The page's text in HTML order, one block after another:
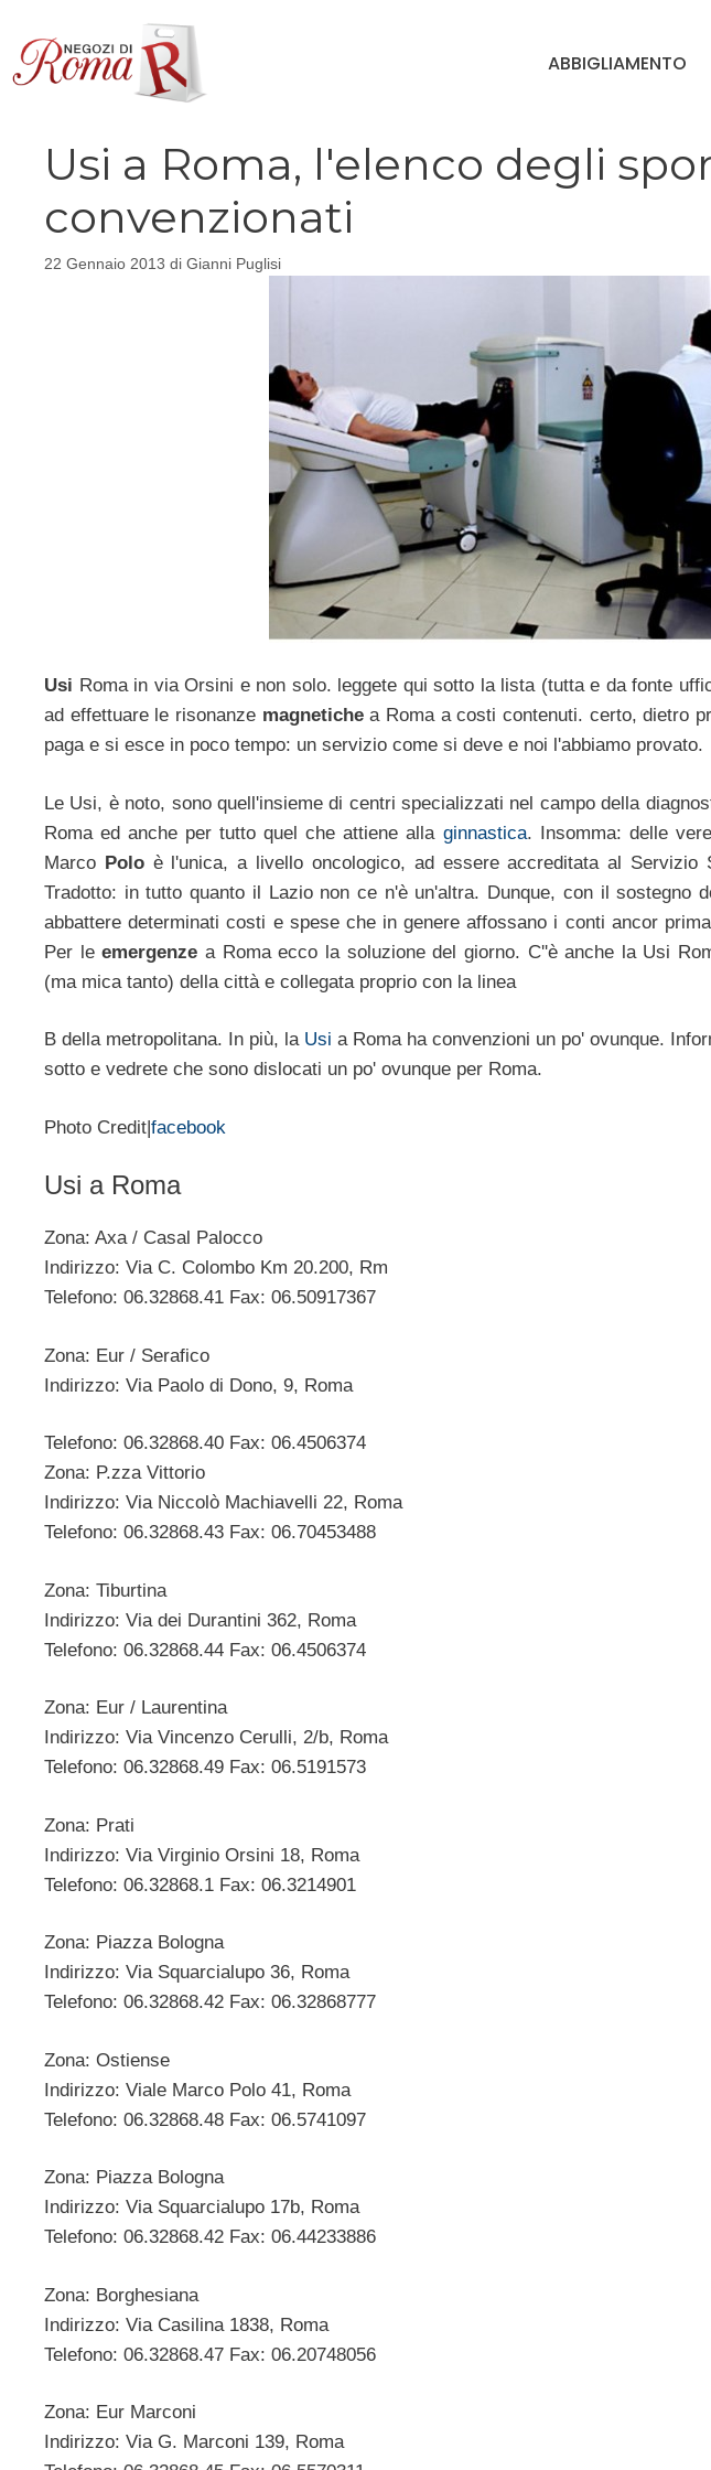
contenuto
ABBIGLIAMENTO
Usi a Roma, l'elenco degli
convenzionati
22 Gennaio 2013 di Gianni Puglisi
Usi Roma in via Orsini e non solo. leggete qui sotto la lista (tutta e da fonte
ad effettuare le risonanze magnetichea Roma a costi contenuti. certo, dietro
paga e si esce in poco tempo: un servizio come si deve e noi l'abbiamo provato.
Le Usi, è noto, sono quell'insieme di centri specializzati nel campo della
Roma ed anche per tutto quel che attiene alla ginnastica. Insomma: delle
Marco Poloè l'unica, a livello oncologico, ad essere accreditata al Servizio
Tradotto: in tutto quanto il Lazio non ce n'è un'altra. Dunque, con il sostegno
abbattere determinati costi e spese che in genere affossano i conti ancor
Per leemergenze a Roma ecco la soluzione del giorno. C''è anche la Usi
(ma mica tanto) della città e collegata proprio con la linea
B della metropolitana. In più, la Usi a Roma ha convenzioni un po' ovunque.
sotto e vedrete che sono dislocati un po' ovunque per Roma.
Photo Credit|facebook
Usi a Roma
Zona: Axa / Casal Palocco
Indirizzo: Via C. Colombo Km 20.200, Rm
Telefono: 06.32868.41 Fax: 06.50917367
Zona: Eur / Serafico
Indirizzo: Via Paolo di Dono, 9, Roma
Telefono: 06.32868.40 Fax: 06.4506374
Zona: P.zza Vittorio
Indirizzo: Via Niccolò Machiavelli 22, Roma
Telefono: 06.32868.43 Fax: 06.70453488
Zona: Tiburtina
Indirizzo: Via dei Durantini 362, Roma
Telefono: 06.32868.44 Fax: 06.4506374
Zona: Eur / Laurentina
Indirizzo: Via Vincenzo Cerulli, 2/b, Roma
Telefono: 06.32868.49 Fax: 06.5191573
Zona: Prati
Indirizzo: Via Virginio Orsini 18, Roma
Telefono: 06.32868.1 Fax: 06.3214901
Zona: Piazza Bologna
Indirizzo: Via Squarcialupo 36, Roma
Telefono: 06.32868.42 Fax: 06.32868777
Zona: Ostiense
Indirizzo: Viale Marco Polo 41, Roma
Telefono: 06.32868.48 Fax: 06.5741097
Zona: Piazza Bologna
Indirizzo: Via Squarcialupo 17b, Roma
Telefono: 06.32868.42 Fax: 06.44233886
Zona: Borghesiana
Indirizzo: Via Casilina 1838, Roma
Telefono: 06.32868.47 Fax: 06.20748056
Zona: Eur Marconi
Indirizzo: Via G. Marconi 139, Roma